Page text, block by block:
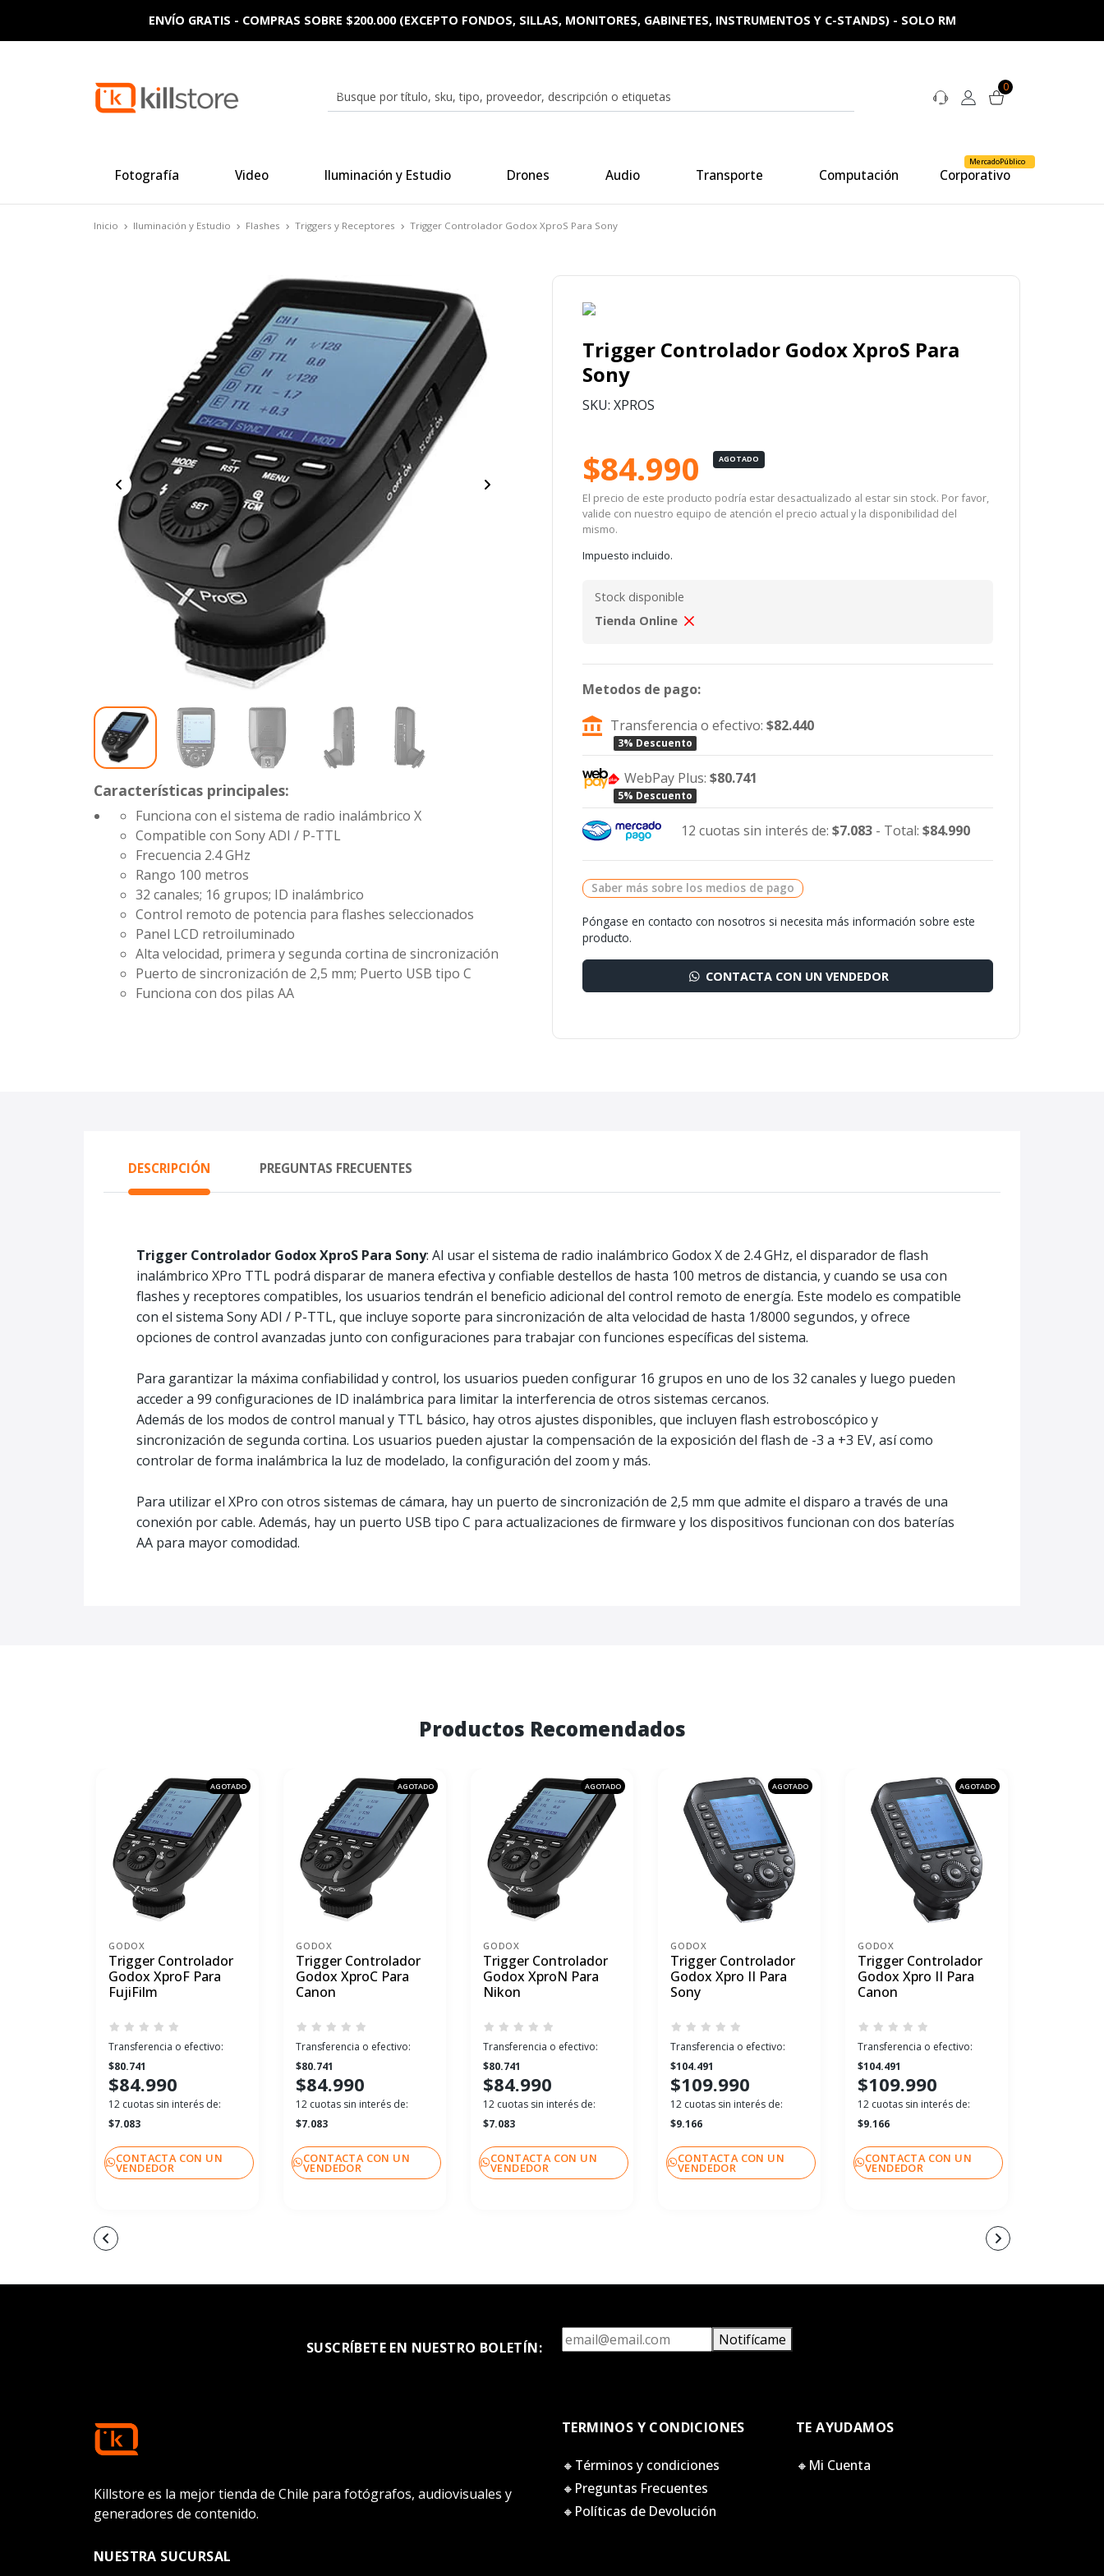
0
Fotografía Video Iluminación y Estudio Drones Audio Transporte Computación Corporativo
MercadoPúblico
ENVÍO GRATIS - COMPRAS SOBRE $200.000 (EXCEPTO FONDOS, SILLAS, MONITORES, GABINETES, INSTRUMENTOS Y C-STANDS) - SOLO RM
Inicio Iluminación y Estudio Flashes Triggers y Receptores Trigger Controlador Godox XproS Para Sony
Características principales:
Funciona con el sistema de radio inalámbrico X
Compatible con Sony ADI / P-TTL
Frecuencia 2.4 GHz
Rango 100 metros
32 canales; 16 grupos; ID inalámbrico
Control remoto de potencia para flashes seleccionados
Panel LCD retroiluminado
Alta velocidad, primera y segunda cortina de sincronización
Puerto de sincronización de 2,5 mm; Puerto USB tipo C
Funciona con dos pilas AA
Trigger Controlador Godox XproS Para
Sony
SKU: XPROS
$84.990 AGOTADO
El precio de este producto podría estar desactualizado al estar sin stock. Por favor,
valide con nuestro equipo de atención el precio actual y la disponibilidad del
mismo.
Impuesto incluido.
Stock disponible
Tienda Online
Metodos de pago:
Transferencia o efectivo:$82.440
3% Descuento
WebPay Plus:$80.741
5% Descuento
12 cuotas sin interés de: $7.083- Total: $84.990
Saber más sobre los medios de pago
Póngase en contacto con nosotros si necesita más información sobre este
producto.
CONTACTA CON UN VENDEDOR
DESCRIPCIÓN PREGUNTAS FRECUENTES
Trigger Controlador Godox XproS Para Sony: Al usar el sistema de radio inalámbrico Godox X de 2.4 GHz, el disparador de flash
inalámbrico XPro TTL podrá disparar de manera efectiva y confiable destellos de hasta 100 metros de distancia, y cuando se usa con
flashes y receptores compatibles, los usuarios tendrán el beneficio adicional del control remoto de energía. Este modelo es compatible
con el sistema Sony ADI / P-TTL, que incluye soporte para sincronización de alta velocidad de hasta 1/8000 segundos, y ofrece
opciones de control avanzadas junto con configuraciones para trabajar con funciones específicas del sistema.
Para garantizar la máxima confiabilidad y control, los usuarios pueden configurar 16 grupos en uno de los 32 canales y luego pueden
acceder a 99 configuraciones de ID inalámbrica para limitar la interferencia de otros sistemas cercanos.
Además de los modos de control manual y TTL básico, hay otros ajustes disponibles, que incluyen flash estroboscópico y
sincronización de segunda cortina. Los usuarios pueden ajustar la compensación de la exposición del flash de -3 a +3 EV, así como
controlar de forma inalámbrica la luz de modelado, la configuración del zoom y más.
Para utilizar el XPro con otros sistemas de cámara, hay un puerto de sincronización de 2,5 mm que admite el disparo a través de una
conexión por cable. Además, hay un puerto USB tipo C para actualizaciones de firmware y los dispositivos funcionan con dos baterías
AA para mayor comodidad.
Productos Recomendados
AGOTADO
GODOX
Trigger Controlador
Godox XproF Para
FujiFilm
Transferencia o efectivo:
$80.741
$84.990
12 cuotas sin interés de:
$7.083
CONTACTA CON UN
VENDEDOR
AGOTADO
GODOX
Trigger Controlador
Godox XproC Para
Canon
Transferencia o efectivo:
$80.741
$84.990
12 cuotas sin interés de:
$7.083
CONTACTA CON UN
VENDEDOR
AGOTADO
GODOX
Trigger Controlador
Godox XproN Para
Nikon
Transferencia o efectivo:
$80.741
$84.990
12 cuotas sin interés de:
$7.083
CONTACTA CON UN
VENDEDOR
AGOTADO
GODOX
Trigger Controlador
Godox Xpro II Para
Sony
Transferencia o efectivo:
$104.491
$109.990
12 cuotas sin interés de:
$9.166
CONTACTA CON UN
VENDEDOR
AGOTADO
GODOX
Trigger Controlador
Godox Xpro II Para
Canon
Transferencia o efectivo:
$104.491
$109.990
12 cuotas sin interés de:
$9.166
CONTACTA CON UN
VENDEDOR
SUSCRÍBETE EN NUESTRO BOLETÍN: Notifícame
Killstore es la mejor tienda de Chile para fotógrafos, audiovisuales y
generadores de contenido.
NUESTRA SUCURSAL
TERMINOS Y CONDICIONES
🔸Términos y condiciones
🔸Preguntas Frecuentes
🔸Políticas de Devolución
TE AYUDAMOS
🔸Mi Cuenta